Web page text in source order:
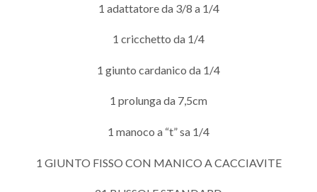
1 adattatore da 3/8 a 1/4
1 cricchetto da 1/4
1 giunto cardanico da 1/4
1 prolunga da 7,5cm
1 manoco a “t” sa 1/4
1 GIUNTO FISSO CON MANICO A CACCIAVITE